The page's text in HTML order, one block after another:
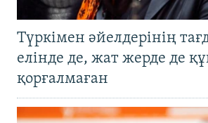
Түркімен әйелдерінің
елінде де, жат жерде де
қорғалмаған